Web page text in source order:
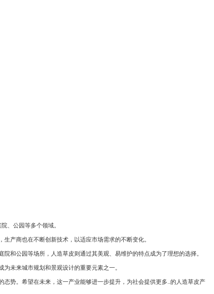
、公园等多个领域。
产商也在不断创新技术，以适应市场需求的不断变化。
和公园等场所，人造草皮则通过其美观、易维护的特点成为了理想的选择。
未来城市规划和景观设计的重要元素之一。
势。希望在未来，这一产业能够进一步提升，为社会提供更多..的人造草皮产